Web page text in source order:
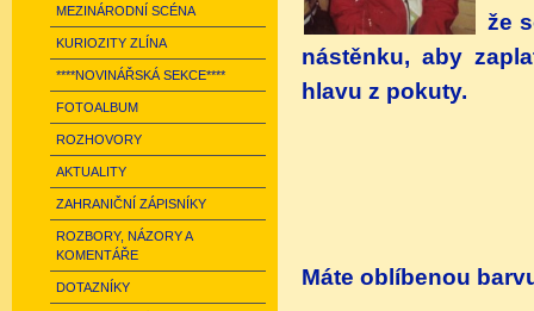
MEZINÁRODNÍ SCÉNA
KURIOZITY ZLÍNA
****NOVINÁŘSKÁ SEKCE****
FOTOALBUM
ROZHOVORY
AKTUALITY
ZAHRANIČNÍ ZÁPISNÍKY
ROZBORY, NÁZORY A
KOMENTÁŘE
DOTAZNÍKY
že
nástěnku, aby
hlavu z pokuty.
Máte oblíbenou